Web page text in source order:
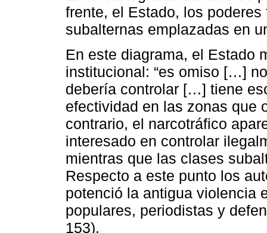
frente, el Estado, los
subalternas emplazadas en
En este diagrama, el Estado
institucional: “es omiso […]
debería controlar […] tiene
efectividad en las zonas que
contrario, el narcotráfico
interesado en controlar
mientras que las clases
Respecto a este punto los
potenció la antigua violencia
populares, periodistas y
153).